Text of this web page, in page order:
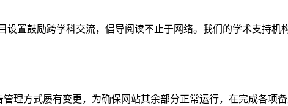
置鼓励跨学科交流，倡导阅读不止于网络。我们的学术支持机
理方式屡有变更，为确保网站其余部分正常运行，在完成各项